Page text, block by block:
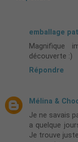
emballage
Magnifique
découverte :)
Répondre
Mélina &
Je ne savais
a quelque
Je trouve